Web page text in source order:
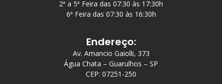
2ª a 5ª Feira das 07:30 às 17:30h
6ª Feira das 07:30 às 16:30h
Endereço:
Av. Amancio Gaiolli, 373
Água Chata – Guarulhos – SP
CEP: 07251-250